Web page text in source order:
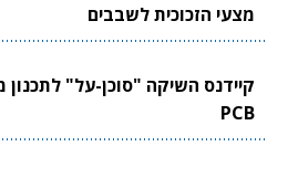
מצעי הזכוכית לשבבים
קיידנס השיקה "סוכן-על"
PCB